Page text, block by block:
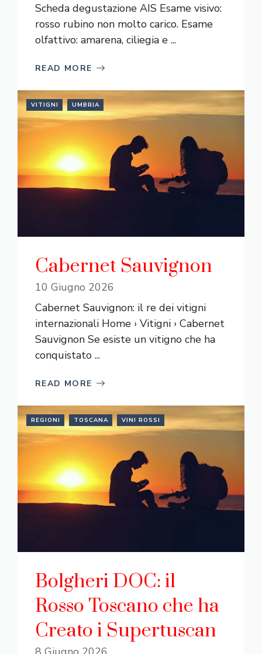
Scheda degustazione AIS Esame visivo:
rosso rubino non molto carico. Esame
olfattivo: amarena, ciliegia e ...
READ MORE
VITIGNI UMBRIA
Cabernet Sauvignon
10 Giugno 2026
Cabernet Sauvignon: il re dei vitigni
internazionali Home › Vitigni › Cabernet
Sauvignon Se esiste un vitigno che ha
conquistato ...
READ MORE
REGIONI TOSCANA VINI ROSSI
Bolgheri DOC: il
Rosso Toscano che ha
Creato i Supertuscan